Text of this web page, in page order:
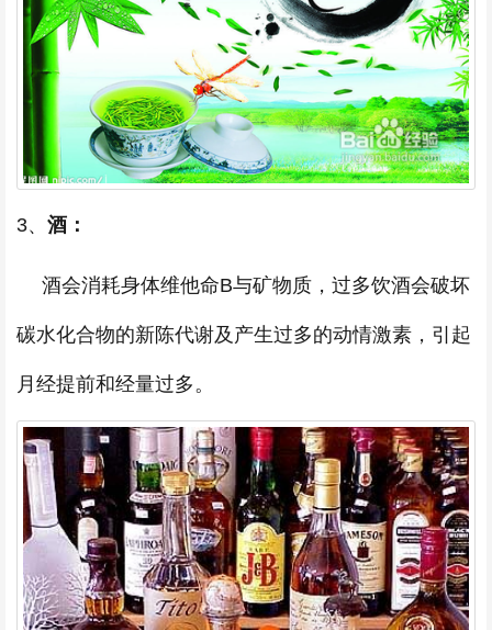
3、 酒：
酒会消耗身体维他命B与矿物质，过多饮酒会破坏
碳水化合物的新陈代谢及产生过多的动情激素，引起
月经提前和经量过多。